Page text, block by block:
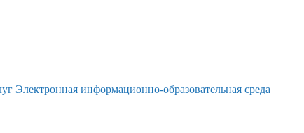
Электронная информационно-образовательная среда